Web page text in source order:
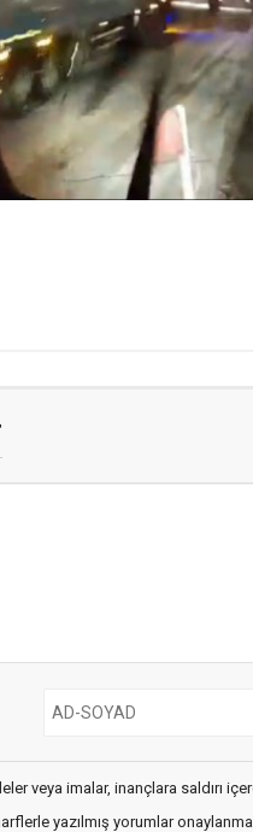
veya imalar, inançlara saldırı
yazılmış yorumlar